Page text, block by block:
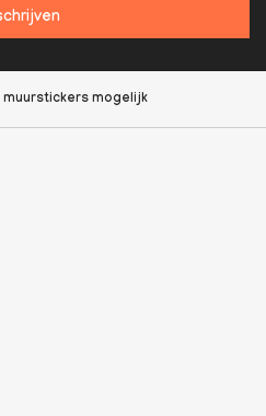
muurstickers mogelijk